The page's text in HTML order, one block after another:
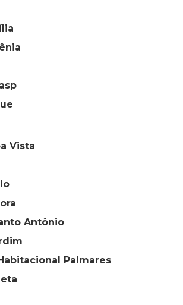
Vista
Antônio
Palmares